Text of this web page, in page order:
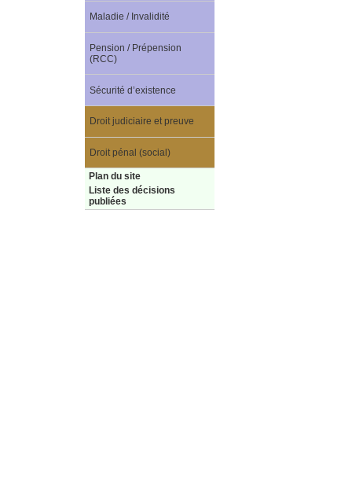
Maladie / Invalidité
Pension / Prépension
(RCC)
Sécurité d’existence
Droit judiciaire et preuve
Droit pénal (social)
Plan du site
Liste des décisions
publiées